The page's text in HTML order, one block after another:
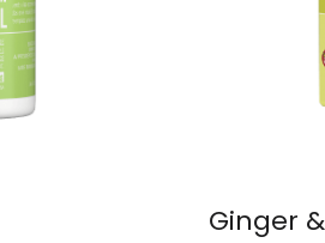
Ginger